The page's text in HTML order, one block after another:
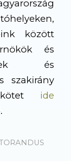
között
és
és
szakirány
ide